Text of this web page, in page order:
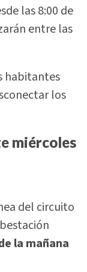
las 8:00 de
entre las
habitantes
los
miércoles
del circuito
la mañana